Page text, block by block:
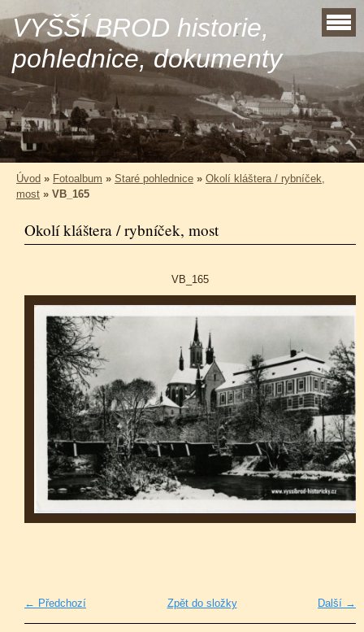
VYŠŠÍ BROD historie,
pohlednice, dokumenty
Úvod » Fotoalbum » Staré pohlednice » Okolí kláštera / rybníček,
most » VB_165
Okolí kláštera / rybníček, most
VB_165
← Předchozí Další →
Zpět do složky